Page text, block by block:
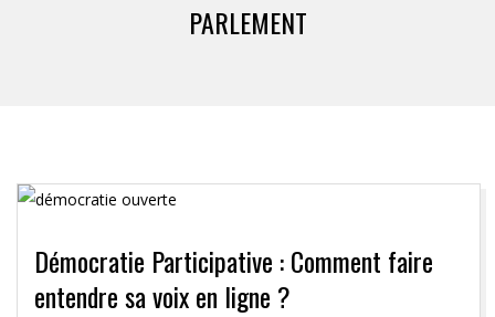
PARLEMENT
Démocratie Participative : Comment faire
entendre sa voix en ligne ?